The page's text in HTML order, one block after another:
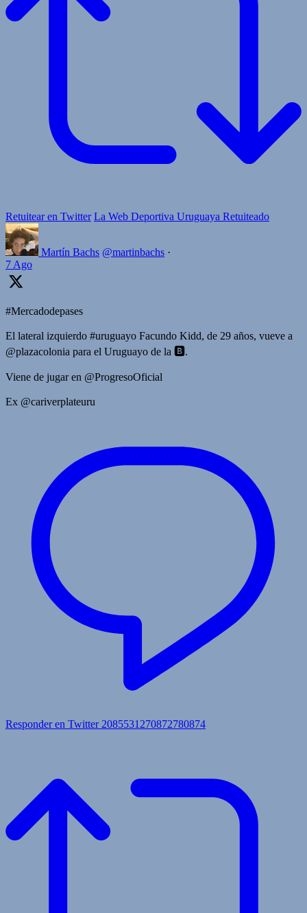
Retuitear en Twitter La Web Deportiva Uruguaya Retuiteado
Martín Bachs @martinbachs ·
7 Ago
#Mercadodepases
El lateral izquierdo #uruguayo Facundo Kidd, de 29 años, vueve a
@plazacolonia para el Uruguayo de la 🅱️.
Viene de jugar en @ProgresoOficial
Ex @cariverplateuru
Responder en Twitter 2085531270872780874